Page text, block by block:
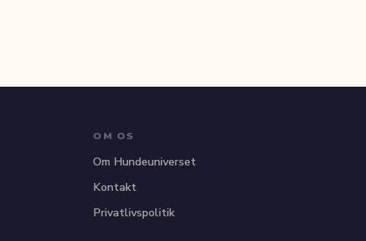
OM OS
Om Hundeuniverset
Kontakt
Privatlivspolitik